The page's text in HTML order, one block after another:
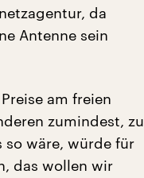
da
Antenne sein
am freien
zumindest, zu
so wäre, würde für
das wollen wir